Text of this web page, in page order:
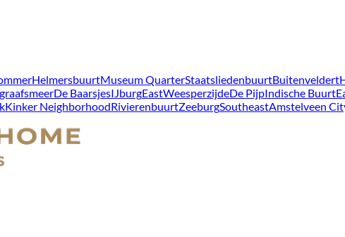
HelmersbuurtMuseum QuarterStaatsliedenbuurtBuitenveldert
De BaarsjesIJburgEastWeesperzijdeDe PijpIndische Buurt
Kinker NeighborhoodRivierenbuurtZeeburgSoutheastAmstelveen